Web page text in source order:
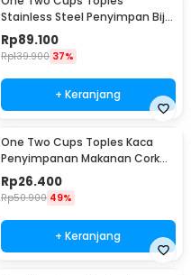
Stainless Steel Penyimpan Biji
Kopi Calender 1.5L - MSS19
Rp89.100
Rp139.900 37%
+ Keranjang
One Two Cups Toples Kaca
Penyimpanan Makanan Cork
Seal Storage Jar 800ml - E1
Rp26.400
Rp50.900 49%
+ Keranjang